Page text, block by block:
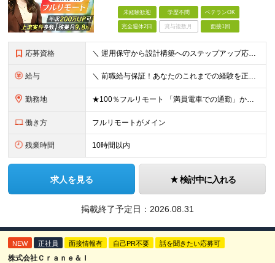
未経験歓迎 学歴不問 ベテランOK
完全週休2日 賞与複数月 面接1回
応募資格 ＼ 運用保守から設計構築へのステップアップ応援！ ／ ★学歴・分野不問（運用保守経験のみでも歓迎） ★「設計・構築に挑戦したい」「市場価値を高めたい」という意欲を重視！ ┗豊富な案件（SIer直下など
給与 ＼ 前職給与保証！あなたのこれまでの経験を正当評価 ／ ★月収50万円～スタート！【年俸600万～1,162万8,000円（12分割）】 ――「頑張りが給与に直結しない…」そんな不満とは無縁の環境で
勤務地 ★100％フルリモート 「満員電車での通勤」から卒業できます！ ★転勤なし 【本社】 東京都新宿区神楽坂1-2 研究社英語センタービル3階 本社またはプロジェクト先にて勤務いただきます！ ※プロジ
働き方 フルリモートがメイン
残業時間 10時間以内
求人を見る 検討中に入れる
掲載終了予定日： 2026.08.31
NEW 正社員 面接情報有 自己PR不要 話を聞きたい応募可
株式会社Ｃｒａｎｅ＆Ｉ